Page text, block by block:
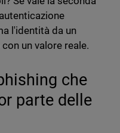
l'identità da un
un valore reale.
che
parte delle